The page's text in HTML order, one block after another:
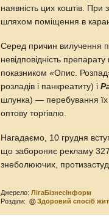
наявність цих коштів. При
шляхом поміщення в
Серед причин вилучення
невідповідність
показником «Опис.
розладів і панкреатиту) і
шлунка) — перебування їх
оптову торгівлю.
Нагадаємо, 10 грудня
що забороняє рекламу 327
знеболюючих,
Джерело:ЛігаБізнесІнформ
Розділи:
Здоровий спосіб